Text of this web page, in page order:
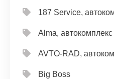
187 Service,
Alma, автокомплекс
AVTO-RAD,
Big Boss